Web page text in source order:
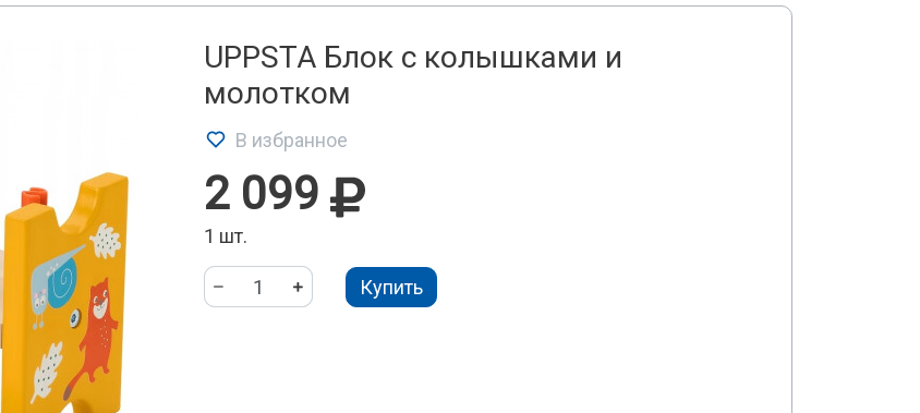
UPPSTA Блок с колышками и
молотком
В избранное
2 099
1 шт.
Купить